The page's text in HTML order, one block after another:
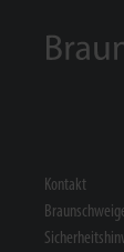
Kontakt